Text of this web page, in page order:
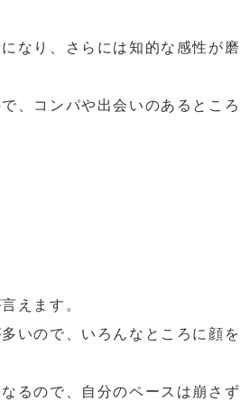
なり、さらには知的な感性が磨
、コンパや出会いのあるところ
えます。
いので、いろんなところに顔を
るので、自分のペースは崩さず